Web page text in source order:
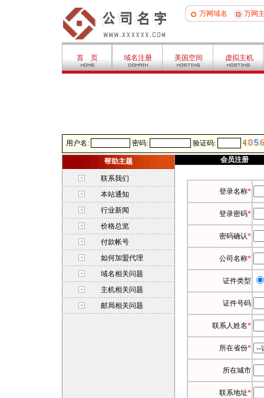
万网域名 万网
首 页 域名注册 美国空间 虚拟主机
用户名: 密码: 验证码:
帮助主题
联系我们
本站通知
行业新闻
价格总览
付款帐号
如何加盟代理
域名相关问题
主机相关问题
邮局相关问题
会员注册
登录名称*
登录密码*
密码确认*
公司名称*
证件类型
证件号码
联系人姓名*
所在省份*
所在城市
联系地址*